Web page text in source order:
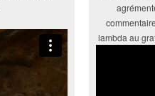
lambda au